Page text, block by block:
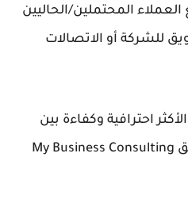
المحتملين/الحاليين
للشركة أو الاتصالات
احترافية وكفاءة بين
العملاء وجميع أعضاء فريق My Business Consulting